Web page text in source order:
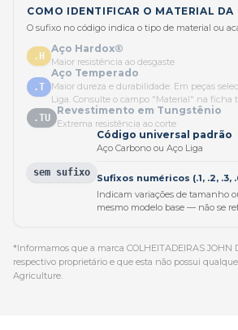
COMO IDENTIFICAR O MATERIAL DA
O sufixo no código indica o tipo de material ou
.H
Aço Hardox®
Maior resistência ao desgaste
.T
Aço Temperado
Maior dureza e durabilidade. Em peças
Liga. Consulte o campo "Material" na ficha
.TU
Revestimento em Tungstênio
Extrema resistência ao corte
sem sufixo
Código universal padrão
Aço Carbono ou Aço Liga
Sufixos numéricos (.1, .2, .3,
Indicam variações de tamanho
mesmo modelo base — não se
*Informamos que a marca COLHEITADEIRAS JOHN
respectivo proprietário e que esta não possui
Agriculture.